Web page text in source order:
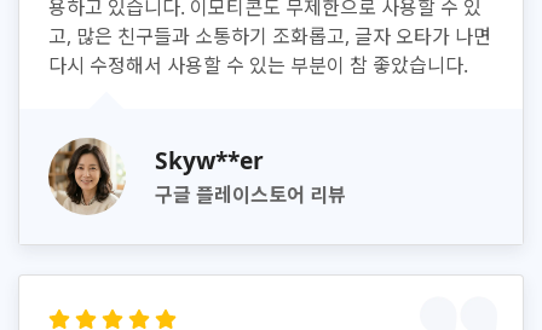
용하고 있습니다. 이모티콘도 무제한으로 사용할 수 있
고, 많은 친구들과 소통하기 조화롭고, 글자 오타가 나면
다시 수정해서 사용할 수 있는 부분이 참 좋았습니다.
Skyw**er
구글 플레이스토어 리뷰